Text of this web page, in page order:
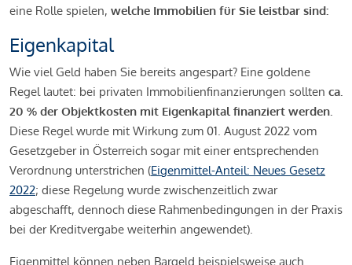
eine Rolle spielen, welche Immobilien für Sie leistbar sind:
Eigenkapital
Wie viel Geld haben Sie bereits angespart? Eine goldene
Regel lautet: bei privaten Immobilienfinanzierungen sollten ca.
20 % der Objektkosten mit Eigenkapital finanziert werden.
Diese Regel wurde mit Wirkung zum 01. August 2022 vom
Gesetzgeber in Österreich sogar mit einer entsprechenden
Verordnung unterstrichen (Eigenmittel-Anteil: Neues Gesetz
2022; diese Regelung wurde zwischenzeitlich zwar
abgeschafft, dennoch diese Rahmenbedingungen in der Praxis
bei der Kreditvergabe weiterhin angewendet).
Eigenmittel können neben Bargeld beispielsweise auch